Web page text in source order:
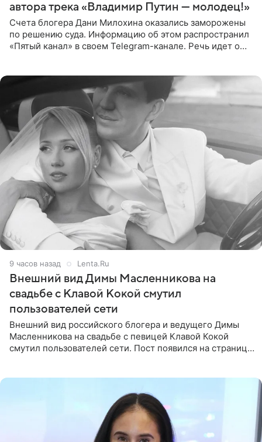
автора трека «Владимир Путин — молодец!»
Счета блогера Дани Милохина оказались заморожены
по решению суда. Информацию об этом распространил
«Пятый канал» в своем Telegram-канале. Речь идет о
9 часов назад Lenta.Ru
Внешний вид Димы Масленникова на
свадьбе с Клавой Кокой смутил
пользователей сети
Внешний вид российского блогера и ведущего Димы
Масленникова на свадьбе с певицей Клавой Кокой
смутил пользователей сети. Пост появился на странице